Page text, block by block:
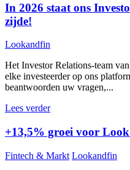
In 2026 staat ons
zijde!
Lookandfin
Het Investor Relations-team
elke investeerder op ons
beantwoorden uw vragen,...
Lees verder
+13,5% groei voor
Fintech & Markt Lookandfin